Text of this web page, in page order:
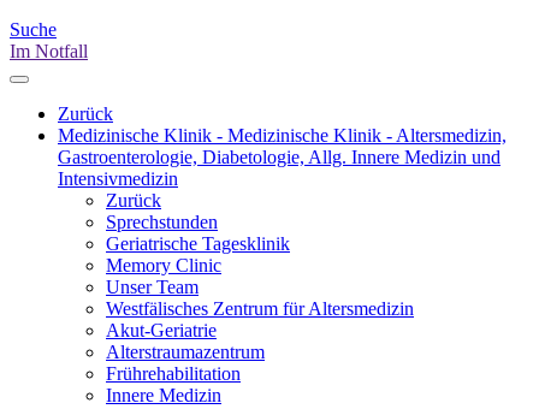
Suche
Im Notfall
Zurück
Medizinische Klinik - Medizinische Klinik - Altersmedizin,
Gastroenterologie, Diabetologie, Allg. Innere Medizin und
Intensivmedizin
Zurück
Sprechstunden
Geriatrische Tagesklinik
Memory Clinic
Unser Team
Westfälisches Zentrum für Altersmedizin
Akut-Geriatrie
Alterstraumazentrum
Frührehabilitation
Innere Medizin